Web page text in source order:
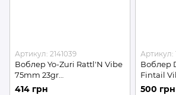
Артикул: 2141039
Воблер Yo-Zuri Rattl'N Vibe
75mm 23gr
#MCF/(2141039/R1356-MCF)
414 грн
Артикул:
Воблер
Fintail
#HGR /
500 грн